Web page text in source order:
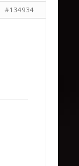
#134934